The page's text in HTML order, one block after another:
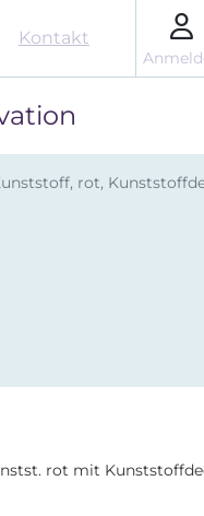
Kontakt
rot,
rot mit